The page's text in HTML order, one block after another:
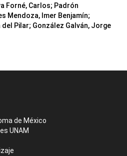
Forné, Carlos; Padrón
Mendoza, Imer Benjamín;
del Pilar; González Galván, Jorge
de México
UNAM